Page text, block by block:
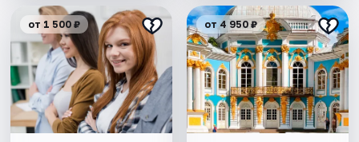
от 1 500 ₽ от 4 950 ₽